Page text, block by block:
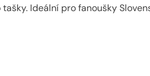
Ideální pro fanoušky